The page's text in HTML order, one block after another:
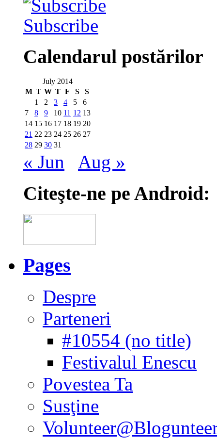
Subscribe
Calendarul postărilor
July 2014
M T W T F S
S
1
2 3 4 5
6
7
8 9 10 11 12 13
14 15 16 17 18 19 20
21 22 23 24 25 26 27
28 29 30 31
« Jun Aug »
Citeşte-ne pe Android:
Pages
Despre
Parteneri
#10554 (no title)
Festivalul Enescu
Povestea Ta
Susţine